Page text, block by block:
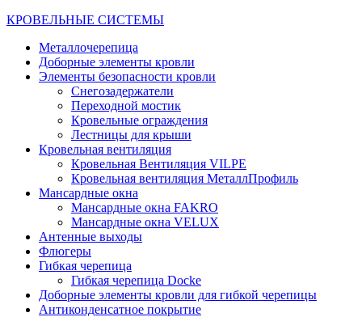
КРОВЕЛЬНЫЕ СИСТЕМЫ
Металлочерепица
Доборные элементы кровли
Элементы безопасности кровли
Снегозадержатели
Переходной мостик
Кровельные ограждения
Лестницы для крыши
Кровельная вентиляция
Кровельная Вентиляция VILPE
Кровельная вентиляция МеталлПрофиль
Мансардные окна
Мансардные окна FAKRO
Мансардные окна VELUX
Антенные выходы
Флюгеры
Гибкая черепица
Гибкая черепица Docke
Доборные элементы кровли для гибкой черепицы
Антиконденсатное покрытие